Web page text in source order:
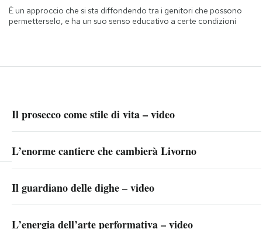
È un approccio che si sta diffondendo tra i genitori che possono
permetterselo, e ha un suo senso educativo a certe condizioni
Il prosecco come stile di vita – video
L’enorme cantiere che cambierà Livorno
Il guardiano delle dighe – video
L’energia dell’arte performativa – video